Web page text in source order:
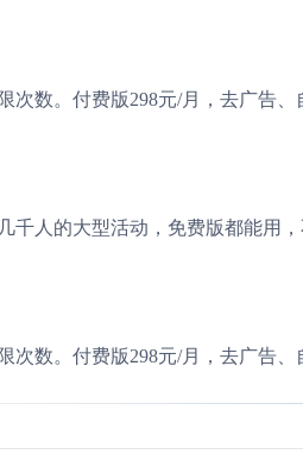
数。付费版298元/月，去广告、
人的大型活动，免费版都能用，
数。付费版298元/月，去广告、